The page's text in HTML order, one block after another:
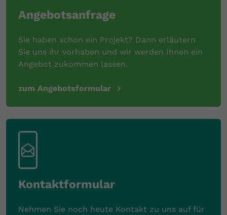
Angebotsanfrage
Sie haben schon ein Projekt? Dann erläutern
Sie uns ihr vorhaben und wir werden Ihnen ein
Angebot zukommen lassen.
zum Angebotsformular
Kontaktformular
Nehmen Sie noch heute Kontakt zu uns auf für